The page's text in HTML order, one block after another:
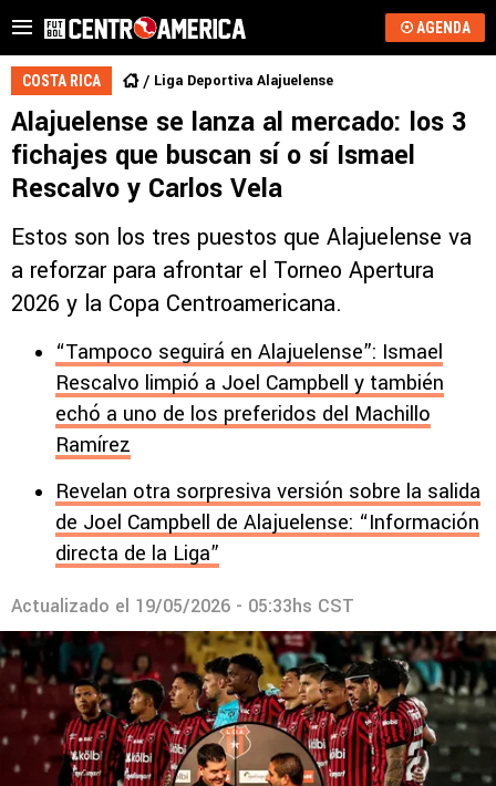
AGENDA
COSTA RICA Liga Deportiva Alajuelense
Alajuelense se lanza al mercado: los 3
fichajes que buscan sí o sí Ismael
Rescalvo y Carlos Vela
Estos son los tres puestos que Alajuelense va
a reforzar para afrontar el Torneo Apertura
2026 y la Copa Centroamericana.
“Tampoco seguirá en Alajuelense”: Ismael
Rescalvo limpió a Joel Campbell y también
echó a uno de los preferidos del Machillo
Ramírez
Revelan otra sorpresiva versión sobre la salida
de Joel Campbell de Alajuelense: “Información
directa de la Liga”
Actualizado el 19/05/2026 - 05:33hs CST